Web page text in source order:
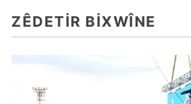
ZÊDETIR BIXWÎNE